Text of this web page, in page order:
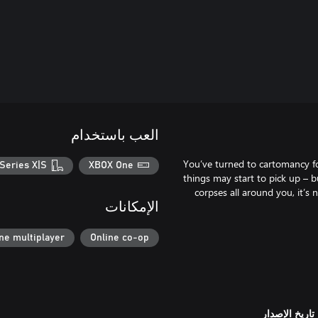
You’ve turned to cartomancy
things may start to pick up –
corpses all around you, it’s
تاريخ الإصدار
العب باستخدام
XBOX One
X|S
الإمكانات
Online co-op
multiplayer